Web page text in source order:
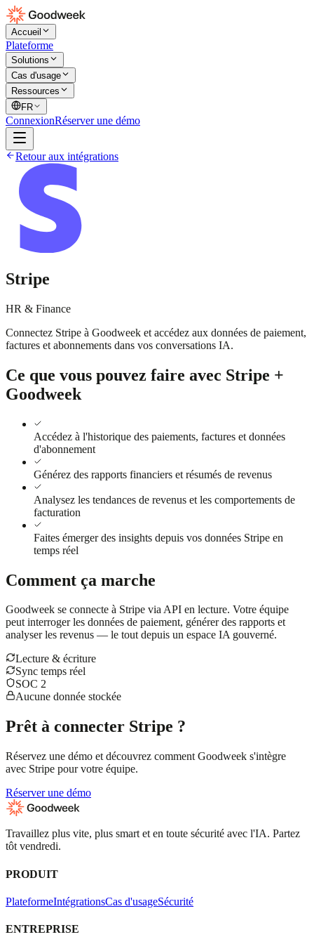
Accueil
Plateforme
Solutions
Cas d'usage
Ressources
FR
ConnexionRéserver une démo
Retour aux intégrations
Stripe
HR & Finance
Connectez Stripe à Goodweek et accédez aux données de paiement,
factures et abonnements dans vos conversations IA.
Ce que vous pouvez faire avec Stripe +
Goodweek
Accédez à l'historique des paiements, factures et données
d'abonnement
Générez des rapports financiers et résumés de revenus
Analysez les tendances de revenus et les comportements de
facturation
Faites émerger des insights depuis vos données Stripe en
temps réel
Comment ça marche
Goodweek se connecte à Stripe via API en lecture. Votre équipe
peut interroger les données de paiement, générer des rapports et
analyser les revenus — le tout depuis un espace IA gouverné.
Lecture & écriture
Sync temps réel
SOC 2
Aucune donnée stockée
Prêt à connecter Stripe ?
Réservez une démo et découvrez comment Goodweek s'intègre
avec Stripe pour votre équipe.
Réserver une démo
Travaillez plus vite, plus smart et en toute sécurité avec l'IA. Partez
tôt vendredi.
PRODUIT
PlateformeIntégrationsCas d'usageSécurité
ENTREPRISE